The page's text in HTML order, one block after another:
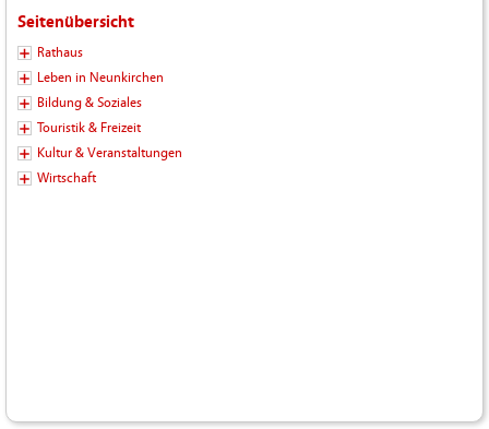
Seitenübersicht
Rathaus
Leben in Neunkirchen
Bildung & Soziales
Touristik & Freizeit
Kultur & Veranstaltungen
Wirtschaft